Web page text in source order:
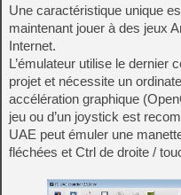
Une caractéristique unique
maintenant jouer à des jeux
Internet.
L’émulateur utilise le dernier
projet et nécessite un
accélération graphique
jeu ou d’un joystick est
UAE peut émuler une
fléchées et Ctrl de droite /